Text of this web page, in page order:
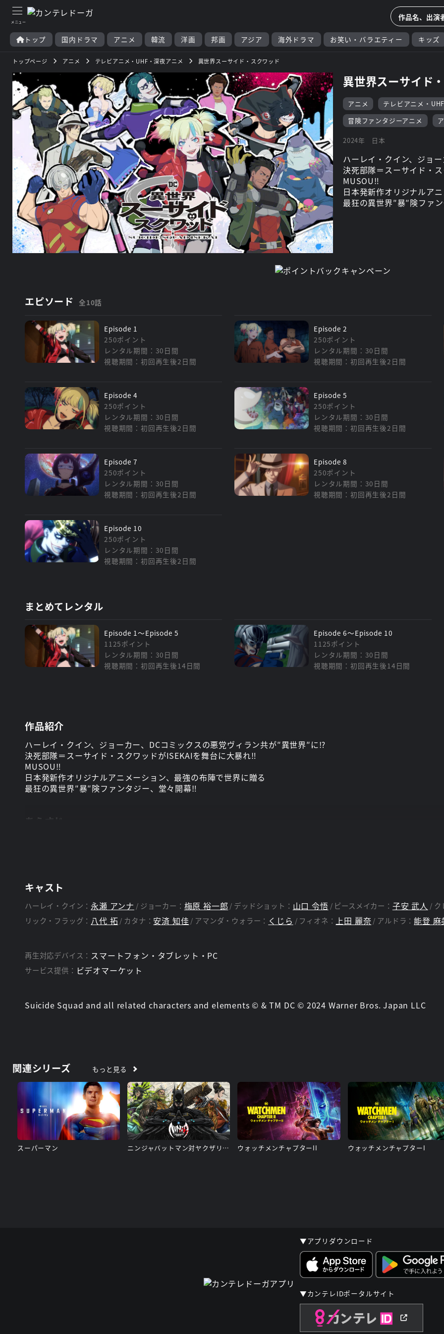
トップ 国内ドラマ アニメ 韓流 洋画 邦画 アジア 海外ドラマ お笑い・バラエティー キッズ
トップページ アニメ テレビアニメ・UHF・深夜アニメ 異世界スーサイド・スクワッド
異世界スーサイド
アニメ テレビアニメ・
冒険ファンタジーアニメ
2024年 日本
ハーレイ・クイン、ジョ
決死部隊＝スーサイド・
MUSOU‼
日本発新作オリジナルア
最狂の異世界″暴″険ファ
エピソード 全10話
Episode 1
250ポイント
レンタル期間：30日間
視聴期間：初回再生後2日間
Episode 2
250ポイント
レンタル期間：30日間
視聴期間：初回再生後2日間
Episode 4
250ポイント
レンタル期間：30日間
視聴期間：初回再生後2日間
Episode 5
250ポイント
レンタル期間：30日間
視聴期間：初回再生後2日間
Episode 7
250ポイント
レンタル期間：30日間
視聴期間：初回再生後2日間
Episode 8
250ポイント
レンタル期間：30日間
視聴期間：初回再生後2日間
Episode 10
250ポイント
レンタル期間：30日間
視聴期間：初回再生後2日間
まとめてレンタル
Episode 1～Episode 5
1125ポイント
レンタル期間：30日間
視聴期間：初回再生後14日間
Episode 6～Episode 10
1125ポイント
レンタル期間：30日間
視聴期間：初回再生後14日間
作品紹介
ハーレイ・クイン、ジョーカー、DCコミックスの悪党ヴィラン共が″異世界″に⁉
決死部隊＝スーサイド・スクワッドがISEKAIを舞台に大暴れ‼
MUSOU‼
日本発新作オリジナルアニメーション、最強の布陣で世界に贈る
最狂の異世界″暴″険ファンタジー、堂々開幕‼
あらすじ
首に装着された爆弾の爆発まであと72時間…。
タイムリミットが迫るハーレイ達。
女王アルドラとの交渉の末、掴み取った解放の条件は″敵対する帝国軍の征圧″。
NO CHOICE ！！自由を得るため…ハーレイ達はファンタスティックでデンジャラスな戦地へ向かう！！
逃げても即死！任務失敗でも即死！
決死の特殊部隊＝スーサイド・スクワッドのド派手な”暴”険譚が今、幕を開ける！
LET'S PARTY！！
監督：長田 絵里
キャスト
ハーレイ・クイン： 永瀬 アンナ ジョーカー： 梅原 裕一郎 デッドショット： 山口 令悟 ピースメイカー： 子安 武人
リック・フラッグ： 八代 拓 カタナ： 安済 知佳 アマンダ・ウォラー： くじら フィオネ： 上田 麗奈 アルドラ：能登 麻
再生対応デバイス： スマートフォン・タブレット・PC
サービス提供： ビデオマーケット
Suicide Squad and all related characters and elements © & TM DC © 2024 Warner Bros. Japan LLC
関連シリーズ もっと見る
スーパーマン ニンジャバットマン対ヤクザリーグ ウォッチメンチャプターII ウォッチメンチャプターI
▼アプリダウンロード
▼カンテレIDポータルサイト